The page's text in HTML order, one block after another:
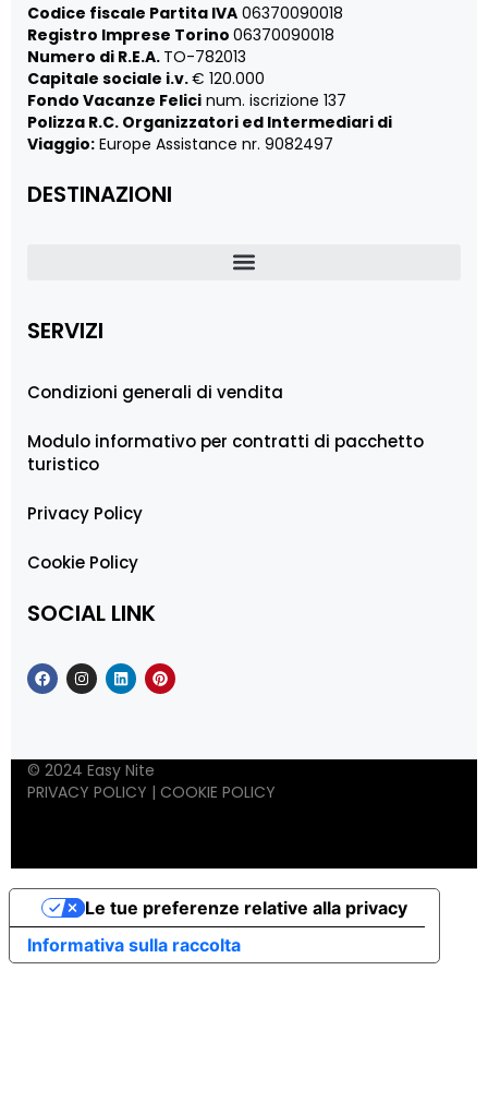
Codice fiscale Partita IVA 06370090018
Registro Imprese Torino 06370090018
Numero di R.E.A. TO-782013
Capitale sociale i.v.€ 120.000
Fondo Vacanze Felici num. iscrizione 137
Polizza R.C. Organizzatori ed Intermediari di
Viaggio: Europe Assistance nr. 9082497
DESTINAZIONI
SERVIZI
Condizioni generali di vendita
Modulo informativo per contratti di pacchetto
turistico
Privacy Policy
Cookie Policy
SOCIAL LINK
© 2024 Easy Nite
PRIVACY POLICY | COOKIE POLICY
Informativa sulla raccolta
Le tue preferenze relative alla privacy